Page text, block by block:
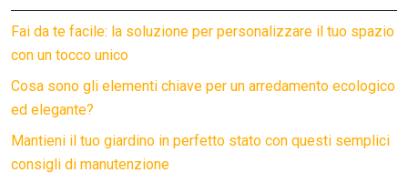
Fai da te facile: la soluzione per personalizzare il tuo spazio
con un tocco unico
Cosa sono gli elementi chiave per un arredamento ecologico
ed elegante?
Mantieni il tuo giardino in perfetto stato con questi semplici
consigli di manutenzione